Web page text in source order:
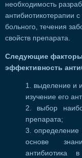
необходимость
антибиотикотерапии
больного, течения
свойств препарата.
Следующие
эффективность
выделение и
изучение его
выбор
препарата;
определение
основе
антибиотика